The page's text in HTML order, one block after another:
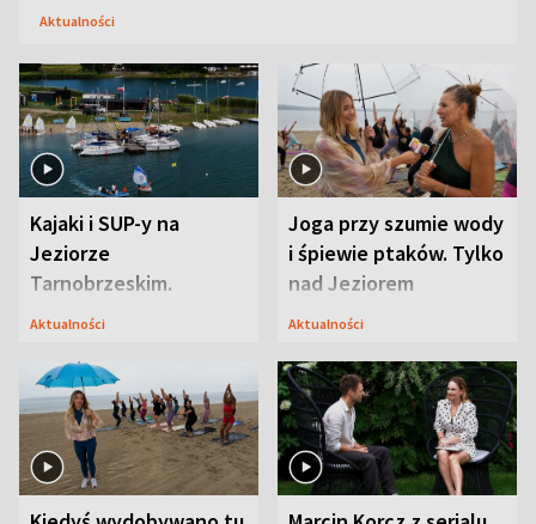
Aktualności
Kajaki i SUP-y na
Jeziorze
Tarnobrzeskim.
Przyrodnicy zwracają
Aktualności
Joga przy szumie wody
i śpiewie ptaków. Tylko
nad Jeziorem
Tarnobrzeskim
Aktualności